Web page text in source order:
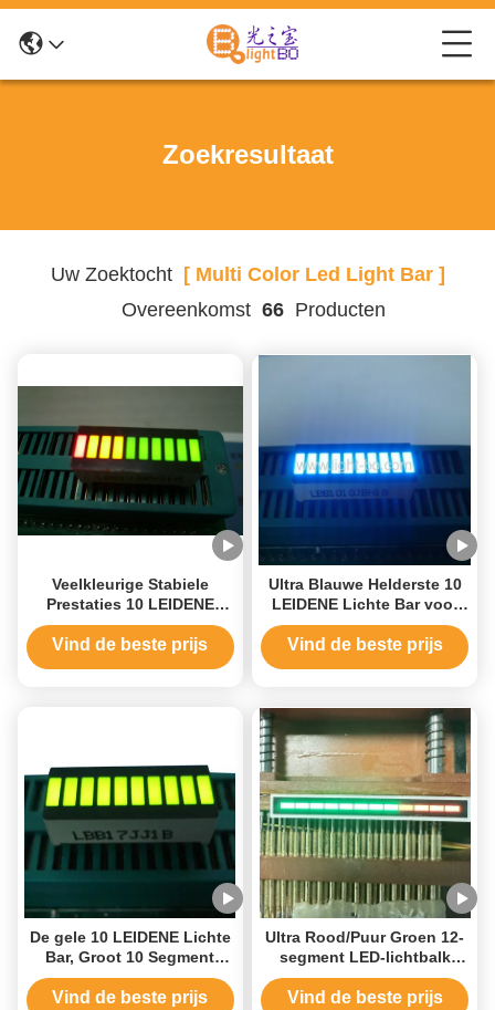
Zoekresultaat
Uw Zoektocht[ Multi Color Led Light Bar ]
Overeenkomst 66Producten
Veelkleurige Stabiele
Prestaties 10 LEIDENE
Lichte Bar voor
Huistoestellen
Vind de beste prijs
Ultra Blauwe Helderste 10
LEIDENE Lichte Bar voor
Controlebordindicator
Vind de beste prijs
De gele 10 LEIDENE Lichte
Bar, Groot 10 Segment
leidde Vertoning 25,4 x
10,1 x 7.9mm
Vind de beste prijs
Ultra Rood/Puur Groen 12-
segment LED-lichtbalk
voor instrumentenpaneel-
indicator
Vind de beste prijs